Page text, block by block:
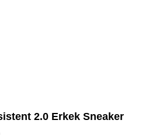
2.0 Erkek Sneaker